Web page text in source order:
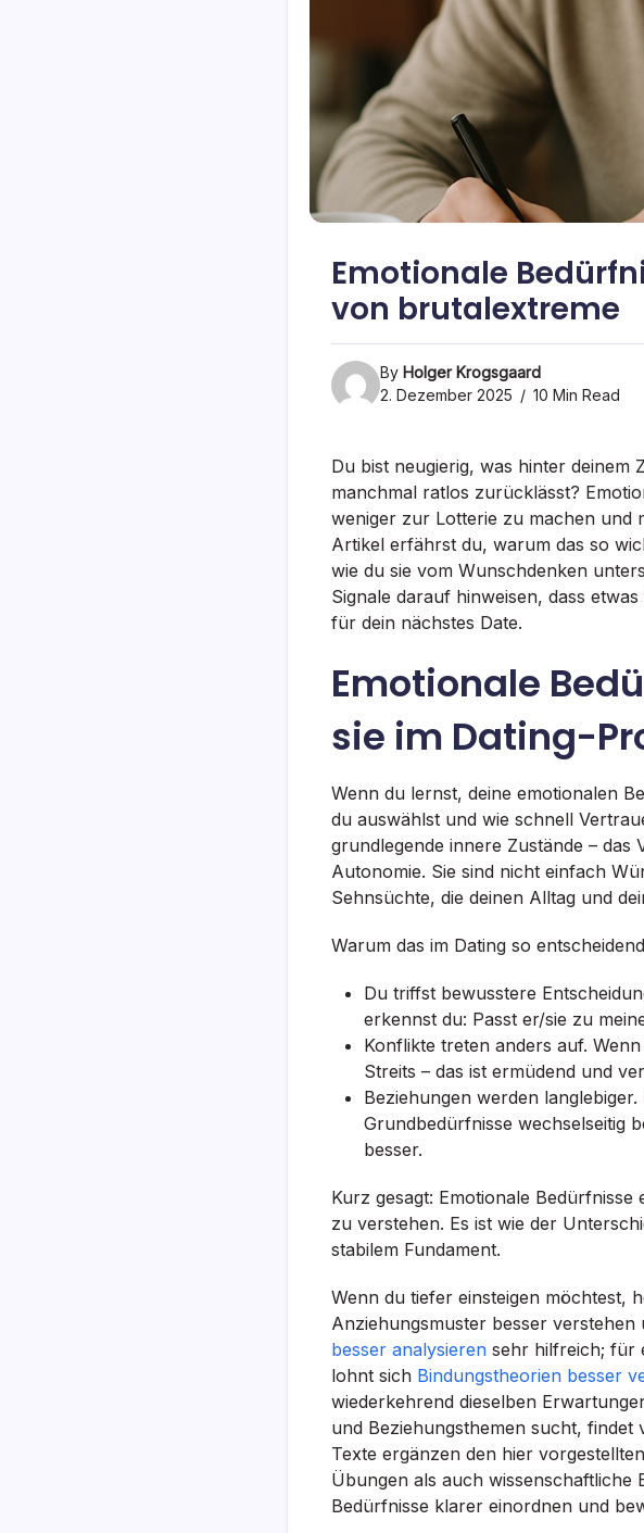
Emotionale
von brutalextreme
By Holger Krogsgaard
2. Dezember 2025
10 Min Read
Du bist neugierig, was hinter deinem
manchmal ratlos zurücklässt?
weniger zur Lotterie zu machen und
Artikel erfährst du, warum das so
wie du sie vom Wunschdenken
Signale darauf hinweisen, dass
für dein nächstes Date.
Emotionale
sie im Dating-
Wenn du lernst, deine emotionalen
du auswählst und wie schnell
grundlegende innere Zustände –
Autonomie. Sie sind nicht einfach
Sehnsüchte, die deinen Alltag und
Warum das im Dating so
Du triffst bewusstere
erkennst du: Passt er/sie zu
Konflikte treten anders auf.
Streits – das ist ermüdend und
Beziehungen werden
Grundbedürfnisse wechselseitig
besser.
Kurz gesagt: Emotionale
zu verstehen. Es ist wie der
stabilem Fundament.
Wenn du tiefer einsteigen möchtest,
Anziehungsmuster besser
besser analysieren sehr hilfreich; für
lohnt sich Bindungstheorien besser
wiederkehrend dieselben
und Beziehungsthemen sucht, findet
Texte ergänzen den hier
Übungen als auch wissenschaftliche
Bedürfnisse klarer einordnen und